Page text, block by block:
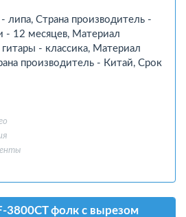
липа, Страна производитель -
- 12 месяцев, Материал
- классика, Материал
производитель - Китай, Срок
3800CT фолк с вырезом